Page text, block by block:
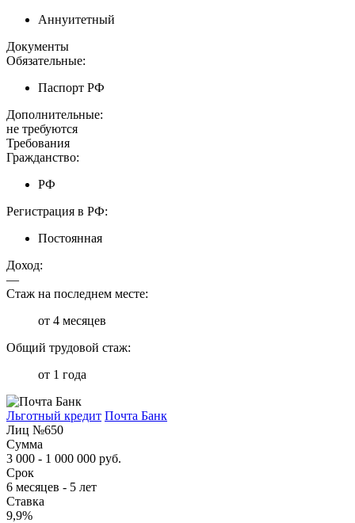
Аннуитетный
Документы
Обязательные:
Паспорт РФ
Дополнительные:
не требуются
Требования
Гражданство:
РФ
Регистрация в РФ:
Постоянная
Доход:
—
Стаж на последнем месте:
от 4 месяцев
Общий трудовой стаж:
от 1 года
Льготный кредит Почта Банк
Лиц №650
Сумма
3 000 - 1 000 000 руб.
Срок
6 месяцев - 5 лет
Ставка
9,9%